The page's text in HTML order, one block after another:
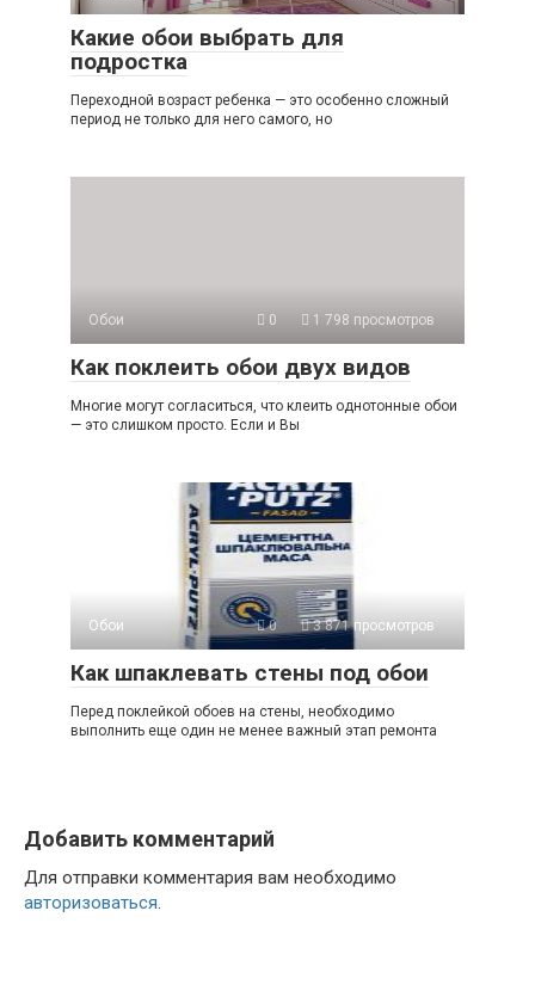
Какие обои выбрать для
подростка
Переходной возраст ребенка — это особенно сложный
период не только для него самого, но
Обои 0 1 798 просмотров
Как поклеить обои двух видов
Многие могут согласиться, что клеить однотонные обои
— это слишком просто. Если и Вы
Обои 0 3 871 просмотров
Как шпаклевать стены под обои
Перед поклейкой обоев на стены, необходимо
выполнить еще один не менее важный этап ремонта
Добавить комментарий
Для отправки комментария вам необходимо
авторизоваться